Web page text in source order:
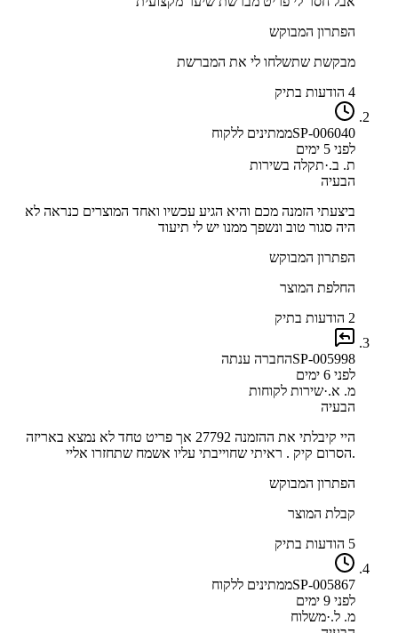
הפתרון המבוקש
מבקשת שתשלחו לי את המברשת
4 הודעות בתיק
SP-006040ממתינים ללקוח
לפני 5 ימים
ת. ב.·תקלה בשירות
הבעיה
ביצעתי הזמנה מכם והיא הגיע עכשיו ואחד המוצרים כנראה לא
היה סגור טוב ונשפך ממנו יש לי תיעוד
הפתרון המבוקש
החלפת המוצר
2 הודעות בתיק
SP-005998החברה ענתה
לפני 6 ימים
מ. א.·שירות לקוחות
הבעיה
היי קיבלתי את ההזמנה 27792 אך פריט טחד לא נמצא באריזה
.הסרום קיק . ראיתי שחוייבתי עליו אשמח שתחזרו אליי
הפתרון המבוקש
קבלת המוצר
5 הודעות בתיק
SP-005867ממתינים ללקוח
לפני 9 ימים
מ. ל.·משלוח